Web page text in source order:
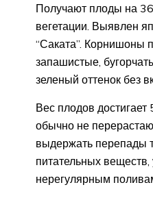
Получают плоды на
вегетации. Выявлен
“Саката”. Корнишоны
запашистые,
зеленый оттенок без
Вес плодов достигает
обычно не
выдержать перепады
питательных
нерегулярным